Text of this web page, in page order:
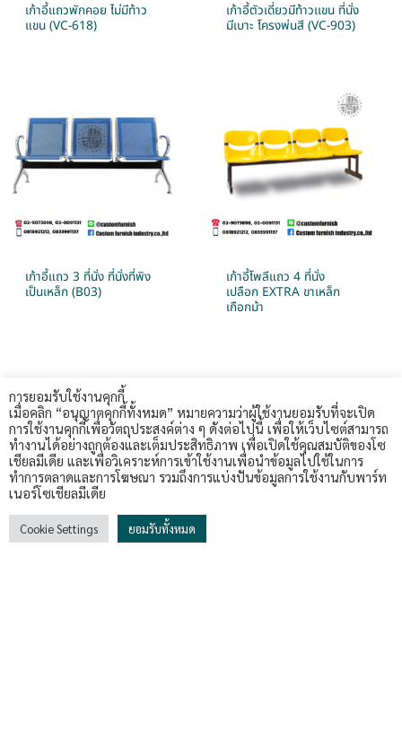
เก้าอี้แถวพักคอย ไม่มีท้าว
แขน (VC-618)
เก้าอี้ตัวเดี่ยวมีท้าวเเขน ที่นั่ง
มีเบาะ โครงพ่นสี (VC-903)
เก้าอี้แถว 3 ที่นั่ง ที่นั่งที่พิง
เป็นเหล็ก (B03)
เก้าอี้โพลีแถว 4 ที่นั่ง
เปลือก EXTRA ขาเหล็ก
เกือกม้า
คัสตอมเฟอร์นิช อินดัสทรี
สำนักงานครบวงจร เช่น โต๊ะพับอเนกประสงค์ เก้าอี้สำนักงาน ตู้
การยอมรับใช้งานคุกกี้
เมื่อคลิก “อนุญาตคุกกี้ทั้งหมด” หมายความว่าผู้ใช้งานยอมรับที่จะเปิด
การใช้งานคุกกี้เพื่อวัตถุประสงค์ต่าง ๆ ดังต่อไปนี้ เพื่อให้เว็บไซต์สามารถ
ทำงานได้อย่างถูกต้องและเต็มประสิทธิภาพ เพื่อเปิดใช้คุณสมบัติของโซ
เชียลมีเดีย และเพื่อวิเคราะห์การเข้าใช้งานเพื่อนำข้อมูลไปใช้ในการ
ทำการตลาดและการโฆษณา รวมถึงการแบ่งปันข้อมูลการใช้งานกับพาร์ท
เนอร์โซเชียลมีเดีย
Cookie Settings ยอมรับทั้งหมด